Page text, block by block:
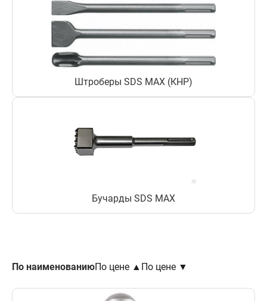
Штроберы SDS MAX (КНР)
Бучарды SDS MAX
По наименованиюПо цене ▲ По цене ▼